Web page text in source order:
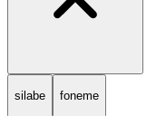
silabe foneme